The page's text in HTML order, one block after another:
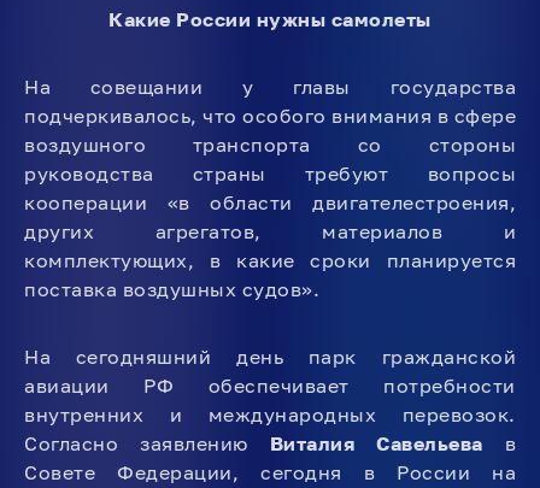
Какие России нужны самолеты
На совещании у главы государства
подчеркивалось, что особого внимания в сфере
воздушного транспорта со стороны
руководства страны требуют вопросы
кооперации «в области двигателестроения,
других агрегатов, материалов и
комплектующих, в какие сроки планируется
поставка воздушных судов».
На сегодняшний день парк гражданской
авиации РФ обеспечивает потребности
внутренних и международных перевозок.
Согласно заявлению Виталия Савельева в
Совете Федерации, сегодня в России на